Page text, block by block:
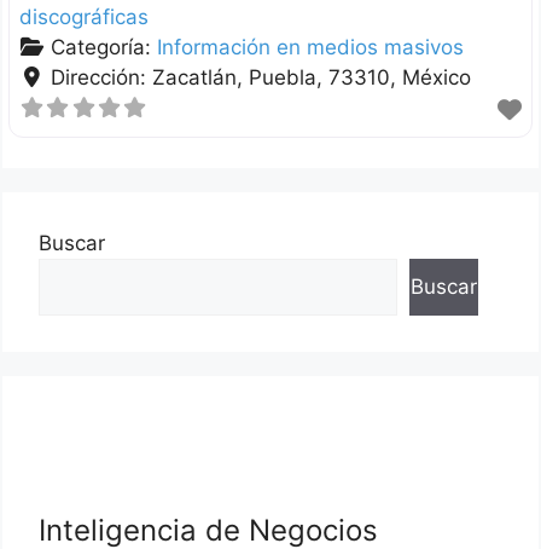
discográficas
Categoría: Información en medios masivos
Dirección: Zacatlán Puebla 73310 México
Buscar
Buscar
Inteligencia de Negocios